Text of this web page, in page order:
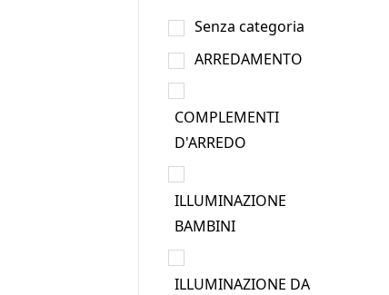
Senza categoria
ARREDAMENTO
COMPLEMENTI
D'ARREDO
ILLUMINAZIONE
BAMBINI
ILLUMINAZIONE DA